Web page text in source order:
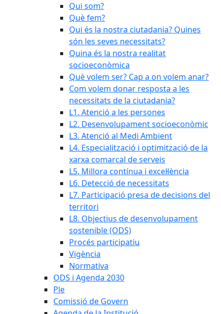
Qui som?
Què fem?
Qui és la nostra ciutadania? Quines
són les seves necessitats?
Quina és la nostra realitat
socioeconòmica
Què volem ser? Cap a on volem anar?
Com volem donar resposta a les
necessitats de la ciutadania?
L1. Atenció a les persones
L2. Desenvolupament socioeconòmic
L3. Atenció al Medi Ambient
L4. Especialització i optimització de la
xarxa comarcal de serveis
L5. Millora contínua i excel·lència
L6. Detecció de necessitats
L7. Participació presa de decisions del
territori
L8. Objectius de desenvolupament
sostenible (ODS)
Procés participatiu
Vigència
Normativa
ODS i Agenda 2030
Ple
Comissió de Govern